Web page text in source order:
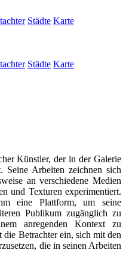
Städte Karte
Städte Karte
Künstler, der in der Galerie
Arbeiten zeichnen sich
an verschiedene Medien
und Texturen experimentiert.
eine Plattform, um seine
Publikum zugänglich zu
anregenden Kontext zu
die Betrachter ein, sich mit den
die in seinen Arbeiten